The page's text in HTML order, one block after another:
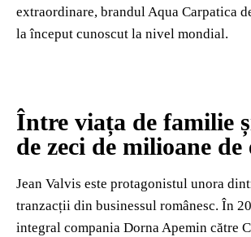
extraordinare, brandul Aqua Carpatica
la început cunoscut la nivel mondial.
Între viața de familie
de zeci de milioane de
Jean Valvis este protagonistul unora
tranzacții din businessul românesc. În
integral compania Dorna Apemin către